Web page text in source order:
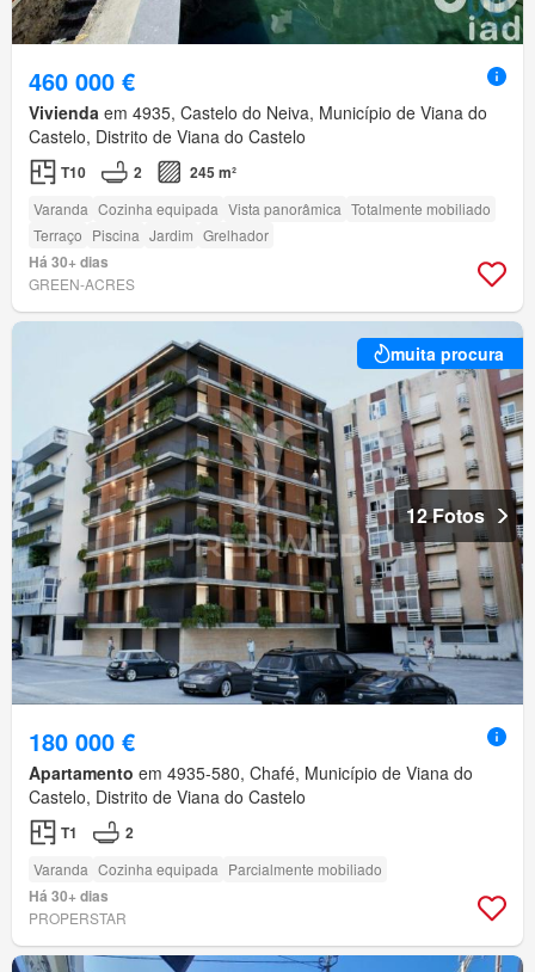
460 000 €
Vivienda em 4935, Castelo do Neiva, Município de Viana do
Castelo, Distrito de Viana do Castelo
T10 2 245 m²
Varanda Cozinha equipada Vista panorâmica Totalmente mobiliado
Terraço Piscina Jardim Grelhador
Há 30+ dias
GREEN-ACRES
muita procura
12 Fotos
180 000 €
Apartamento em 4935-580, Chafé, Município de Viana do
Castelo, Distrito de Viana do Castelo
T1 2
Varanda Cozinha equipada Parcialmente mobiliado
Há 30+ dias
PROPERSTAR